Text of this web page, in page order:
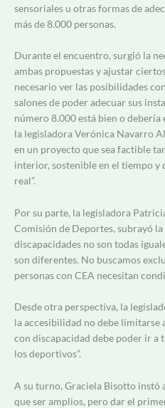
sensoriales u otras formas de
más de 8.000 personas.
Durante el encuentro, surgió la
ambas propuestas y ajustar
necesario ver las posibilidades
salones de poder adecuar sus
número 8.000 está bien o debería
la legisladora Verónica Navarro
en un proyecto que sea factible
interior, sostenible en el tiempo y
real”.
Por su parte, la legisladora
Comisión de Deportes, subrayó la
discapacidades no son todas
son diferentes. No buscamos
personas con CEA necesitan
Desde otra perspectiva, la
la accesibilidad no debe limitarse
con discapacidad debe poder ir a
los deportivos”.
A su turno, Graciela Bisotto instó
que ser amplios, pero dar el